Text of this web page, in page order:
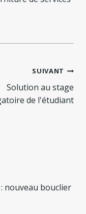
SUIVANT
Solution au stage
de l'étudiant
nouveau bouclier